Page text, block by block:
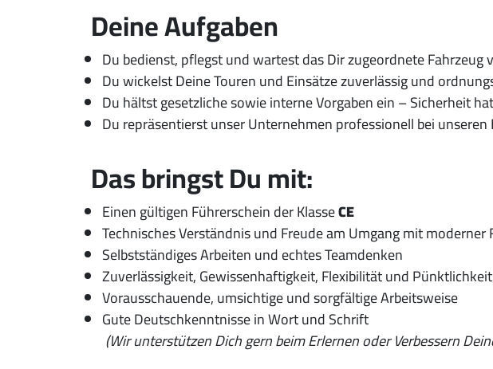
Deine Aufgaben
Du bedienst, pflegst und wartest das Dir zugeordnete
Du wickelst Deine Touren und Einsätze zuverlässig und
Du hältst gesetzliche sowie interne Vorgaben ein – Sicherheit
Du repräsentierst unser Unternehmen professionell bei unseren
Das bringst Du mit:
Einen gültigen Führerschein der KlasseCE
Technisches Verständnis und Freude am Umgang mit
Selbstständiges Arbeiten und echtes Teamdenken
Zuverlässigkeit, Gewissenhaftigkeit, Flexibilität und Pünktlichkeit
Vorausschauende, umsichtige und sorgfältige Arbeitsweise
Gute Deutschkenntnisse in Wort und Schrift
(Wir unterstützen Dich gern beim Erlernen oder Verbessern